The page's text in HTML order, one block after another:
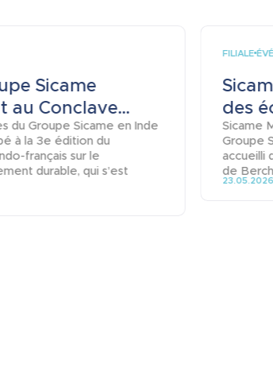
Sicame
au Conclave...
du Groupe Sicame en Inde
à la 3e édition du
français sur le
durable, qui s’est
FILIALE
des
Sicame
Groupe
accueilli
de
23.05.2026